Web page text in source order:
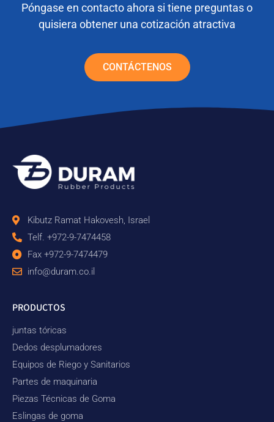
Póngase en contacto ahora si tiene preguntas o
quisiera obtener una cotización atractiva
CONTÁCTENOS
Kibutz Ramat Hakovesh, Israel
Telf. +972-9-7474458
Fax +972-9-7474479
info@duram.co.il
PRODUCTOS
juntas tóricas
Dedos desplumadores
Equipos de Riego y Sanitarios
Partes de maquinaria
Piezas Técnicas de Goma
Eslingas de goma